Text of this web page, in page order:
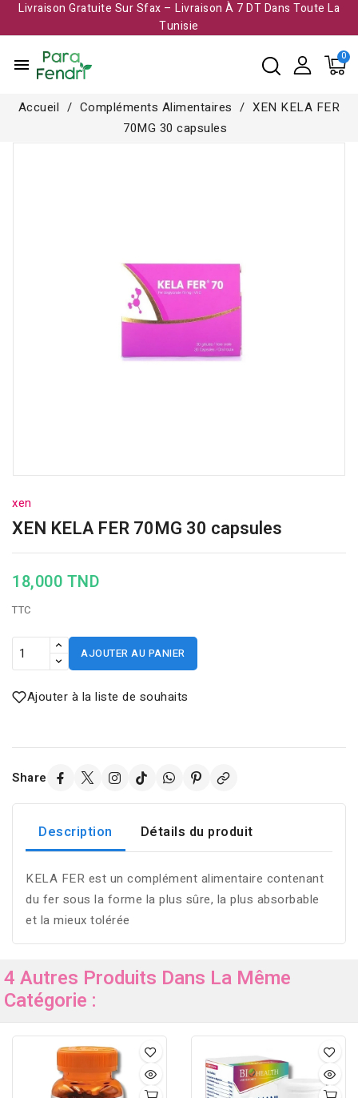
Livraison Gratuite Sur Sfax – Livraison À 7 DT Dans Toute La
Tunisie​
menu
Accueil Compléments Alimentaires
XEN KELA FER
70MG 30 capsules
xen
XEN KELA FER 70MG 30 capsules
18,000 TND
TTC
AJOUTER AU PANIER
Ajouter à la liste de souhaits
Share
Description Détails du produit
KELA FER est un complément alimentaire contenant
du fer sous la forme la plus sûre, la plus absorbable
et la mieux tolérée
4 Autres Produits Dans La Même
Catégorie :